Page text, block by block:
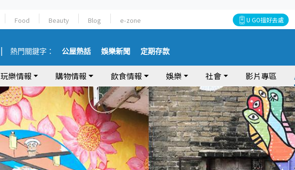
Food Beauty Blog e-zone U GO搵好去處
熱門關鍵字： 公屋熱話 娛樂新聞 定期存款
玩樂情報 購物情報 飲食情報 娛樂 社會 影片專區